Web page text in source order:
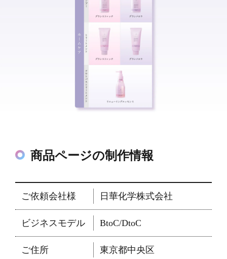
商品ページの制作情報
ご依頼会社様 日華化学株式会社
ビジネスモデル BtoC/DtoC
ご住所 東京都中央区